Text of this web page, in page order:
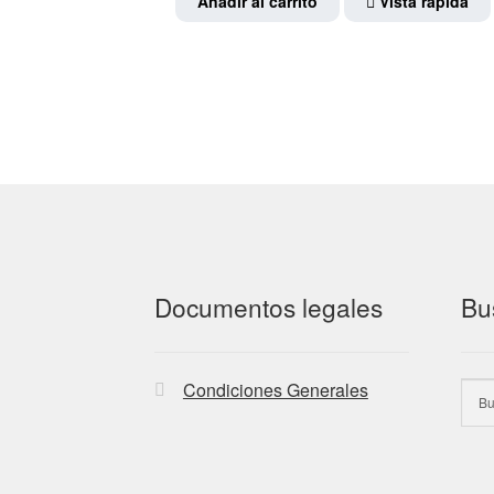
Documentos legales
Condiciones Generales